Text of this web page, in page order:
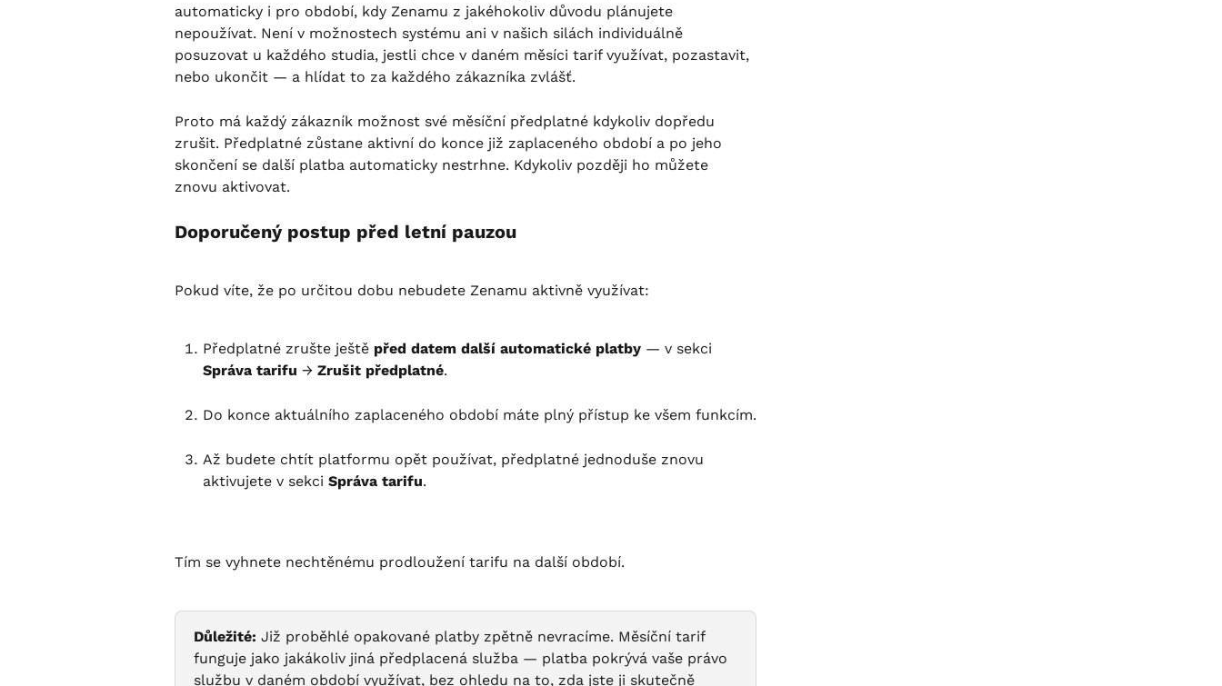
automaticky i pro období, kdy Zenamu z jakéhokoliv důvodu plánujete
nepoužívat. Není v možnostech systému ani v našich silách individuálně
posuzovat u každého studia, jestli chce v daném měsíci tarif využívat, pozastavit,
nebo ukončit — a hlídat to za každého zákazníka zvlášť.
Proto má každý zákazník možnost své měsíční předplatné kdykoliv dopředu
zrušit. Předplatné zůstane aktivní do konce již zaplaceného období a po jeho
skončení se další platba automaticky nestrhne. Kdykoliv později ho můžete
znovu aktivovat.
Doporučený postup před letní pauzou
Pokud víte, že po určitou dobu nebudete Zenamu aktivně využívat:
Předplatné zrušte ještě před datem další automatické platby — v sekci
Správa tarifu → Zrušit předplatné.
Do konce aktuálního zaplaceného období máte plný přístup ke všem funkcím.
Až budete chtít platformu opět používat, předplatné jednoduše znovu
aktivujete v sekci Správa tarifu.
Tím se vyhnete nechtěnému prodloužení tarifu na další období.
Důležité: Již proběhlé opakované platby zpětně nevracíme. Měsíční tarif
funguje jako jakákoliv jiná předplacená služba — platba pokrývá vaše právo
službu v daném období využívat, bez ohledu na to, zda jste ji skutečně